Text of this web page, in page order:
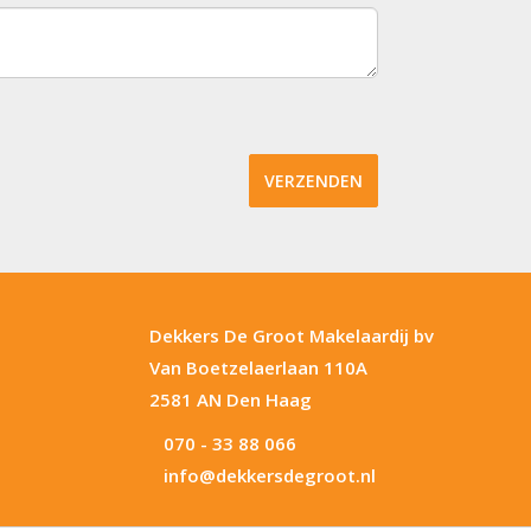
VERZENDEN
Dekkers De Groot Makelaardij bv
Van Boetzelaerlaan 110A
2581 AN Den Haag
070 - 33 88 066
info@dekkersdegroot.nl